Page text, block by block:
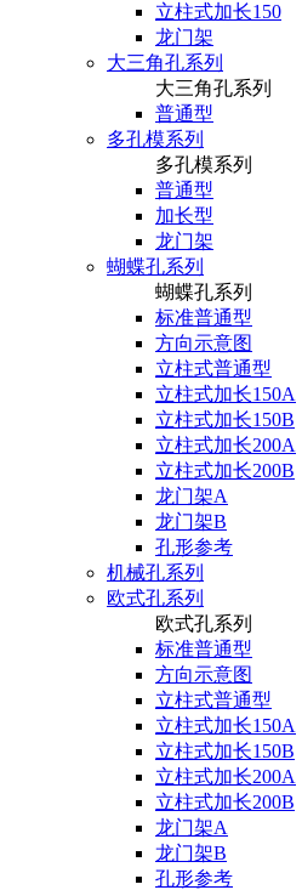
立柱式加长150
龙门架
大三角孔系列
大三角孔系列
普通型
多孔模系列
多孔模系列
普通型
加长型
龙门架
蝴蝶孔系列
蝴蝶孔系列
标准普通型
方向示意图
立柱式普通型
立柱式加长150A
立柱式加长150B
立柱式加长200A
立柱式加长200B
龙门架A
龙门架B
孔形参考
机械孔系列
欧式孔系列
欧式孔系列
标准普通型
方向示意图
立柱式普通型
立柱式加长150A
立柱式加长150B
立柱式加长200A
立柱式加长200B
龙门架A
龙门架B
孔形参考